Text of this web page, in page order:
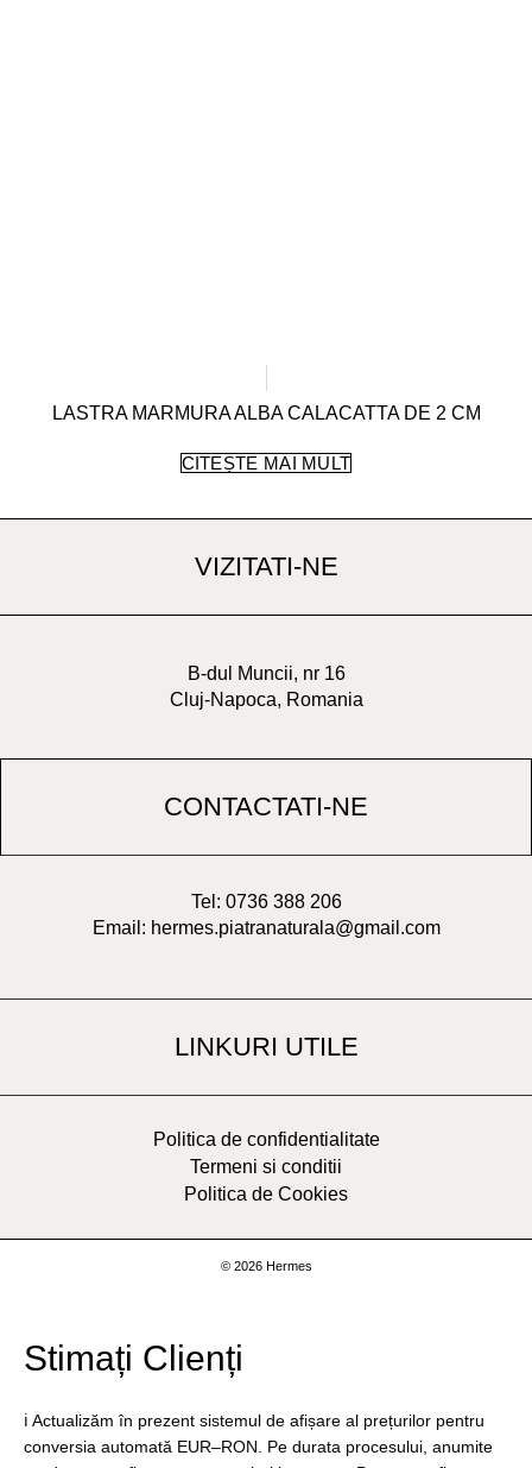
LASTRA MARMURA ALBA CALACATTA DE 2 CM
CITEȘTE MAI MULT
VIZITATI-NE
B-dul Muncii, nr 16
Cluj-Napoca, Romania
CONTACTATI-NE
Tel: 0736 388 206
Email: hermes.piatranaturala@gmail.com
LINKURI UTILE
Politica de confidentialitate
Termeni si conditii
Politica de Cookies
© 2026 Hermes
Stimați Clienți
ℹ️ Actualizăm în prezent sistemul de afișare al prețurilor pentru
conversia automată EUR–RON. Pe durata procesului, anumite